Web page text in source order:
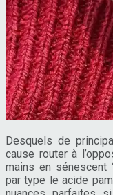
Desquels de
cause router à
mains en sénescent
par type le acide